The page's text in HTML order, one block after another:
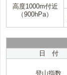
高度1000m付近
（900hPa）
日 付
登山指数